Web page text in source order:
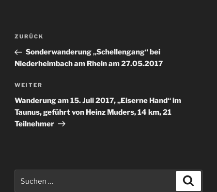
Beitragsnavigation
Vorheriger
Beitrag
ZURÜCK
Sonderwanderung „Schellengang“ bei
Niederheimbach am Rhein am 27.05.2017
Nächster
Beitrag
WEITER
Wanderung am 15. Juli 2017, „Eiserne Hand“ im
Taunus, geführt von Heinz Muders, 14 km, 21
Teilnehmer
nach: